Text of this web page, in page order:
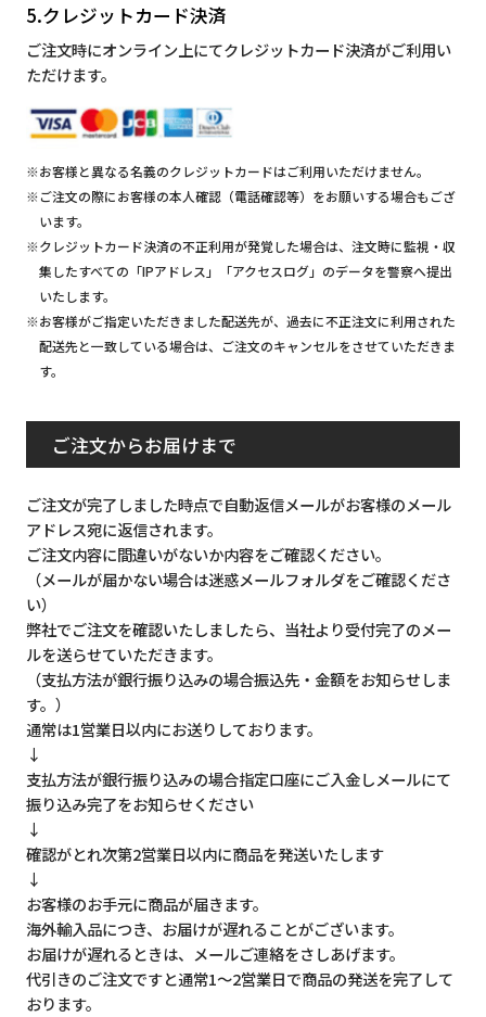
5.クレジットカード決済
ご注文時にオンライン上にてクレジットカード決済がご利用い
ただけます。
※お客様と異なる名義のクレジットカードはご利用いただけません。
※ご注文の際にお客様の本人確認（電話確認等）をお願いする場合もござ
います。
※クレジットカード決済の不正利用が発覚した場合は、注文時に監視・収
集したすべての「IPアドレス」「アクセスログ」のデータを警察へ提出
いたします。
※お客様がご指定いただきました配送先が、過去に不正注文に利用された
配送先と一致している場合は、ご注文のキャンセルをさせていただきま
す。
ご注文からお届けまで
ご注文が完了しました時点で自動返信メールがお客様のメール
アドレス宛に返信されます。
ご注文内容に間違いがないか内容をご確認ください。
（メールが届かない場合は迷惑メールフォルダをご確認くださ
い）
弊社でご注文を確認いたしましたら、当社より受付完了のメー
ルを送らせていただきます。
（支払方法が銀行振り込みの場合振込先・金額をお知らせしま
す。）
通常は1営業日以内にお送りしております。
↓
支払方法が銀行振り込みの場合指定口座にご入金しメールにて
振り込み完了をお知らせください
↓
確認がとれ次第2営業日以内に商品を発送いたします
↓
お客様のお手元に商品が届きます。
海外輸入品につき、お届けが遅れることがございます。
お届けが遅れるときは、メールご連絡をさしあげます。
代引きのご注文ですと通常1～2営業日で商品の発送を完了して
おります。